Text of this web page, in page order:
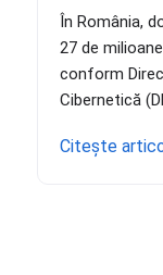
În România,
27 de
conform
Cibernetică
Citește